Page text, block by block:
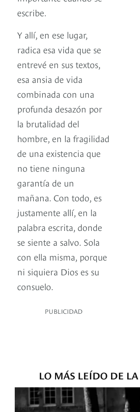
escribe.
Y allí, en ese lugar,
radica esa vida que se
entrevé en sus textos,
esa ansia de vida
combinada con una
profunda desazón por
la brutalidad del
hombre, en la fragilidad
de una existencia que
no tiene ninguna
garantía de un
mañana. Con todo, es
justamente allí, en la
palabra escrita, donde
se siente a salvo. Sola
con ella misma, porque
ni siquiera Dios es su
consuelo.
PUBLICIDAD
LO MÁS LEÍDO DE